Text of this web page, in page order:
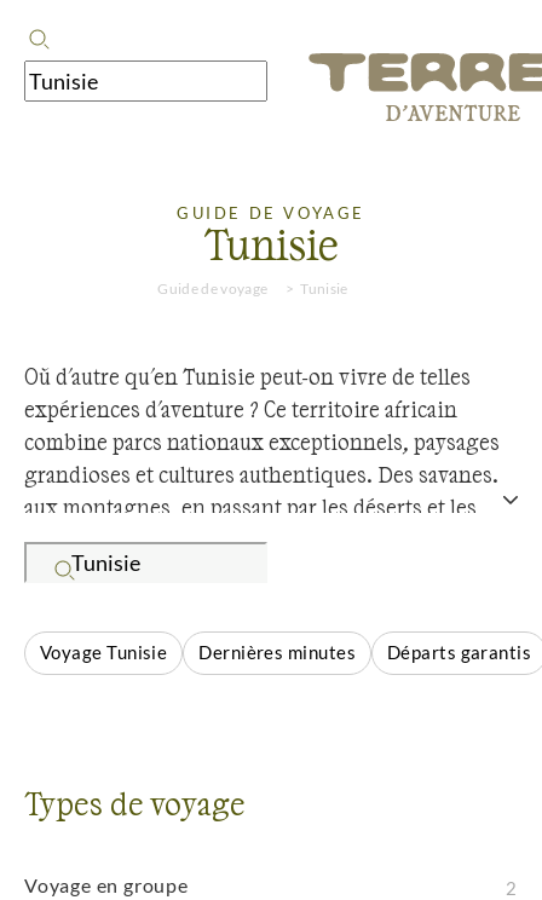
GUIDE DE VOYAGE
Tunisie
Guide de voyage Tunisie
Où d'autre qu'en Tunisie peut-on vivre de telles
expériences d'aventure ? Ce territoire africain
combine parcs nationaux exceptionnels, paysages
grandioses et cultures authentiques. Des savanes
aux montagnes, en passant par les déserts et les
côtes, la région offre une diversité unique. Que
vous pratiquiez les safaris, l'observation de la faune,
vous promet des aventures inoubliables. La faune
exceptionnelle, les traditions locales et les paysages
Voyage Tunisie Dernières minutes Départs garantis
Types de voyage
Voyage en groupe 2